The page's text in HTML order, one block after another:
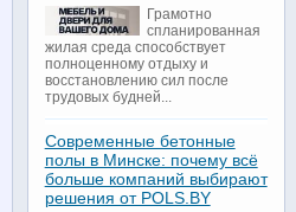
Грамотно
спланированная
жилая среда способствует
полноценному отдыху и
восстановлению сил после
трудовых будней...
Современные бетонные
полы в Минске: почему всё
больше компаний выбирают
решения от POLS.BY